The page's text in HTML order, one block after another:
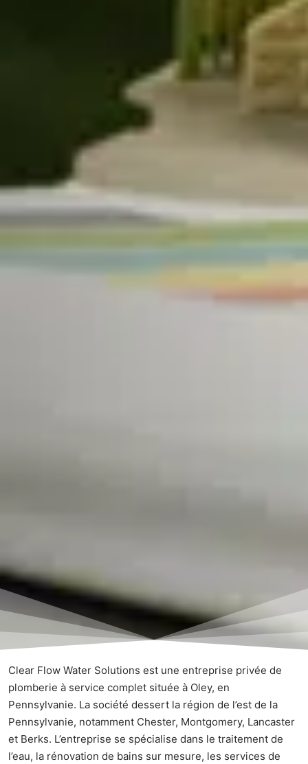
Clear Flow Water Solutions est une entreprise privée de
plomberie à service complet située à Oley, en
Pennsylvanie. La société dessert la région de l’est de la
Pennsylvanie, notamment Chester, Montgomery, Lancaster
et Berks. L’entreprise se spécialise dans le traitement de
l’eau, la rénovation de bains sur mesure, les services de